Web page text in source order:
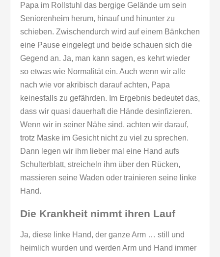
Papa im Rollstuhl das bergige Gelände um sein
Seniorenheim herum, hinauf und hinunter zu
schieben. Zwischendurch wird auf einem Bänkchen
eine Pause eingelegt und beide schauen sich die
Gegend an. Ja, man kann sagen, es kehrt wieder
so etwas wie Normalität ein. Auch wenn wir alle
nach wie vor akribisch darauf achten, Papa
keinesfalls zu gefährden. Im Ergebnis bedeutet das,
dass wir quasi dauerhaft die Hände desinfizieren.
Wenn wir in seiner Nähe sind, achten wir darauf,
trotz Maske im Gesicht nicht zu viel zu sprechen.
Dann legen wir ihm lieber mal eine Hand aufs
Schulterblatt, streicheln ihm über den Rücken,
massieren seine Waden oder trainieren seine linke
Hand.
Die Krankheit nimmt ihren Lauf
Ja, diese linke Hand, der ganze Arm … still und
heimlich wurden und werden Arm und Hand immer